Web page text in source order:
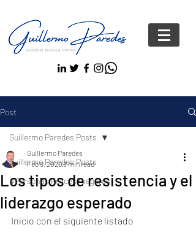
Post
Guillermo Paredes Posts
#Personas FelicesYseguras
Guillermo Paredes Posts
Los tipos de resistencia y el
liderazgo esperado
Guillermo Paredes
Feb 9, 20203 min read
Inicio con el siguiente listado